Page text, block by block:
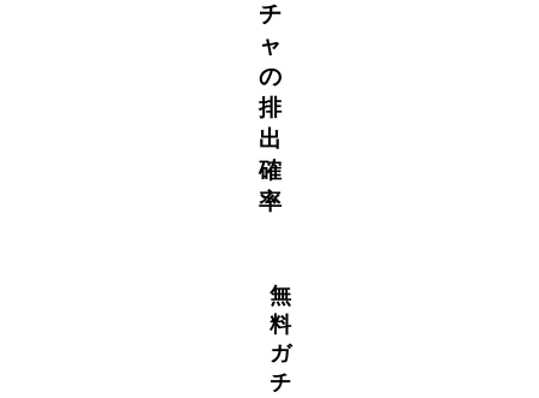
チ
ャ
の
排
出
確
率
無
料
ガ
チ